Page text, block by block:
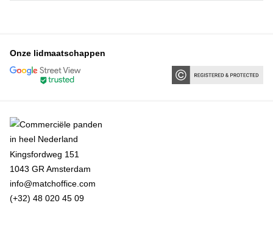
Onze lidmaatschappen
Kingsfordweg 151
1043 GR Amsterdam
info@matchoffice.com
(+32) 48 020 45 09